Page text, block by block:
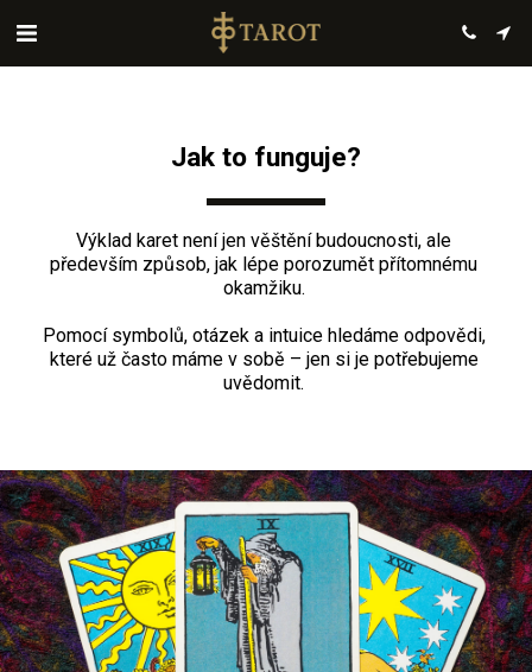
Jak to funguje?
Výklad karet není jen věštění budoucnosti, ale
především způsob, jak lépe porozumět přítomnému
okamžiku.
Pomocí symbolů, otázek a intuice hledáme odpovědi,
které už často máme v sobě – jen si je potřebujeme
uvědomit.